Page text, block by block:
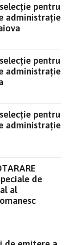
pentru
administrație
pentru
administrație
pentru
administrație
de
al